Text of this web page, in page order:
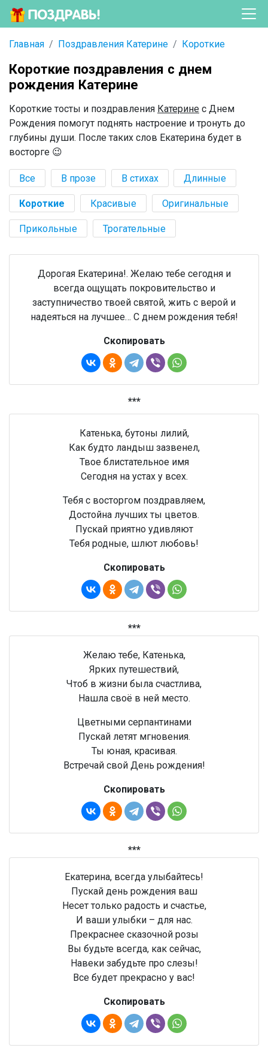
Главная Поздравления Катерине Короткие
Короткие поздравления с днем
рождения Катерине
Короткие тосты и поздравления Катерине с Днем
Рождения помогут поднять настроение и тронуть до
глубины души. После таких слов Екатерина будет в
восторге 😉
Все В прозе В стихах Длинные
Короткие Красивые Оригинальные
Прикольные Трогательные
Дорогая Екатерина!. Желаю тебе сегодня и
всегда ощущать покровительство и
заступничество твоей святой, жить с верой и
надеяться на лучшее… С днем рождения тебя!
Скопировать
***
Катенька, бутоны лилий,
Как будто ландыш зазвенел,
Твое блистательное имя
Сегодня на устах у всех.
Тебя с восторгом поздравляем,
Достойна лучших ты цветов.
Пускай приятно удивляют
Тебя родные, шлют любовь!
Скопировать
***
Желаю тебе, Катенька,
Ярких путешествий,
Чтоб в жизни была счастлива,
Нашла своё в ней место.
Цветными серпантинами
Пускай летят мгновения.
Ты юная, красивая.
Встречай свой День рождения!
Скопировать
***
Екатерина, всегда улыбайтесь!
Пускай день рождения ваш
Несет только радость и счастье,
И ваши улыбки – для нас.
Прекраснее сказочной розы
Вы будьте всегда, как сейчас,
Навеки забудьте про слезы!
Все будет прекрасно у вас!
Скопировать